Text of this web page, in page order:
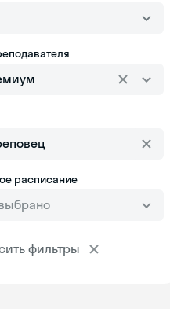
расписание
фильтры